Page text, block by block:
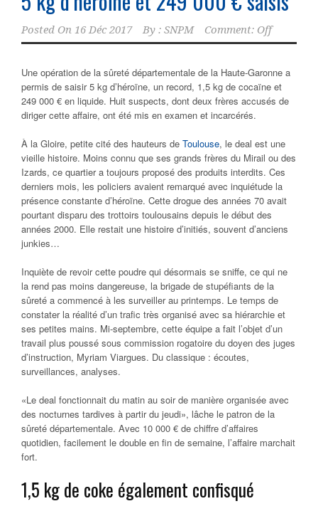
Posted On 16 Déc 2017 By : SNPM Comment: Off
Une opération de la sûreté départementale de la Haute-Garonne a
permis de saisir 5 kg d’héroïne, un record, 1,5 kg de cocaïne et
249 000 € en liquide. Huit suspects, dont deux frères accusés de
diriger cette affaire, ont été mis en examen et incarcérés.
À la Gloire, petite cité des hauteurs de Toulouse, le deal est une
vieille histoire. Moins connu que ses grands frères du Mirail ou des
Izards, ce quartier a toujours proposé des produits interdits. Ces
derniers mois, les policiers avaient remarqué avec inquiétude la
présence constante d’héroïne. Cette drogue des années 70 avait
pourtant disparu des trottoirs toulousains depuis le début des
années 2000. Elle restait une histoire d’initiés, souvent d’anciens
junkies…
Inquiète de revoir cette poudre qui désormais se sniffe, ce qui ne
la rend pas moins dangereuse, la brigade de stupéfiants de la
sûreté a commencé à les surveiller au printemps. Le temps de
constater la réalité d’un trafic très organisé avec sa hiérarchie et
ses petites mains. Mi-septembre, cette équipe a fait l’objet d’un
travail plus poussé sous commission rogatoire du doyen des juges
d’instruction, Myriam Viargues. Du classique : écoutes,
surveillances, analyses.
«Le deal fonctionnait du matin au soir de manière organisée avec
des nocturnes tardives à partir du jeudi», lâche le patron de la
sûreté départementale. Avec 10 000 € de chiffre d’affaires
quotidien, facilement le double en fin de semaine, l’affaire marchait
fort.
1,5 kg de coke également confisqué